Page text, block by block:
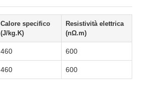
Calore specifico
(J/kg.K)
Resistività elettrica
(nΩ.m)
460 600
460 600